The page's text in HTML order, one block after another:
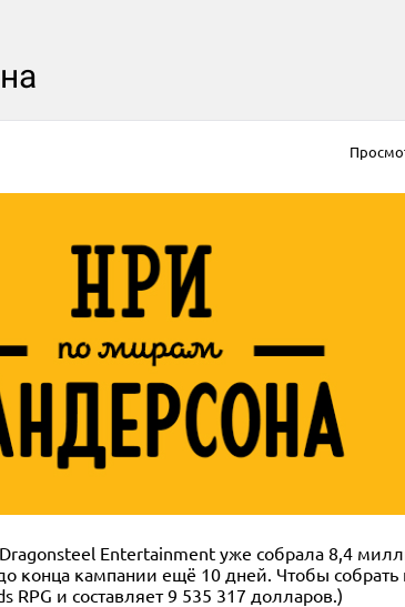
Entertainment уже собрала 8,4
конца кампании ещё 10 дней. Чтобы
и составляет 9 535 317 долларов.)